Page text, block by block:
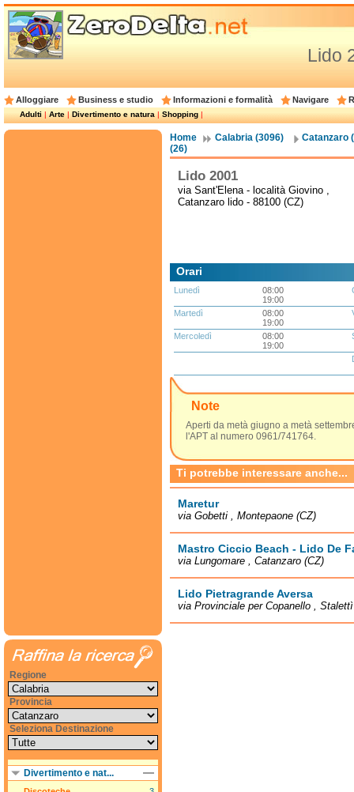
Lido
Alloggiare Business e studio Informazioni e formalità Navigare
Adulti|Arte|Divertimento e natura|Shopping|
Home Calabria (3096)
Catanzaro
(26)
Lido 2001
via Sant'Elena - località Giovino ,
Catanzaro lido - 88100 (CZ)
Orari
Lunedì
08:00
19:00
Martedì
08:00
19:00
Mercoledì
08:00
19:00
Note
Aperti da metà giugno a metà
l'APT al numero 0961/741764.
Ti potrebbe interessare anche...
Maretur
via Gobetti , Montepaone (CZ)
Mastro Ciccio Beach - Lido De
via Lungomare , Catanzaro (CZ)
Lido Pietragrande Aversa
via Provinciale per Copanello ,
Regione
Provincia
Seleziona Destinazione
Divertimento e nat...